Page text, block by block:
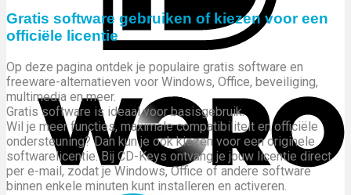
Gratis software gebruiken of kiezen voor een
officiële licentie
Op deze pagina ontdek je populaire gratis software en
freeware-alternatieven voor Windows, Office, beveiliging,
multimedia en meer.
Gratis software is ideaal voor basisgebruik.
Wil je meer functies, maximale compatibiliteit en officiële
ondersteuning? Dan kun je ook kiezen voor een originele
softwarelicentie. Bij CD-Keys ontvang je jouw licentie direct
per e-mail, zodat je Windows, Office of andere software
binnen enkele minuten kunt installeren en activeren.